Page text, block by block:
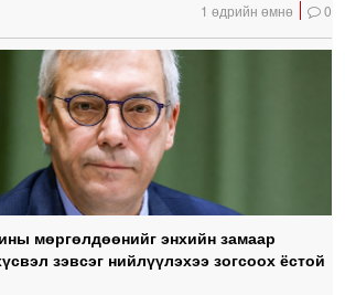
1 өдрийн өмнө 0
мөргөлдөөнийг энхийн замаар
зэвсэг нийлүүлэхээ зогсоох ёстой